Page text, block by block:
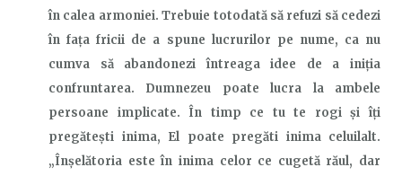
în calea armoniei. Trebuie totodată să refuzi să cedezi
în fața fricii de a spune lucrurilor pe nume, ca nu
cumva să abandonezi întreaga idee de a iniția
confruntarea. Dumnezeu poate lucra la ambele
persoane implicate. În timp ce tu te rogi și îți
pregătești inima, El poate pregăti inima celuilalt.
„Înşelătoria este în inima celor ce cugetă răul, dar